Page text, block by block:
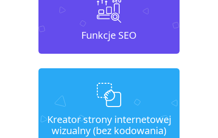
Funkcje SEO
Kreator strony internetowej
wizualny (bez kodowania)